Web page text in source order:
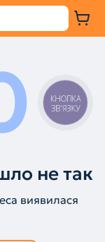
не так
виявилася
КНОПКА
ЗВ'ЯЗКУ